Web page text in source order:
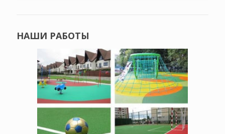
НАШИ РАБОТЫ